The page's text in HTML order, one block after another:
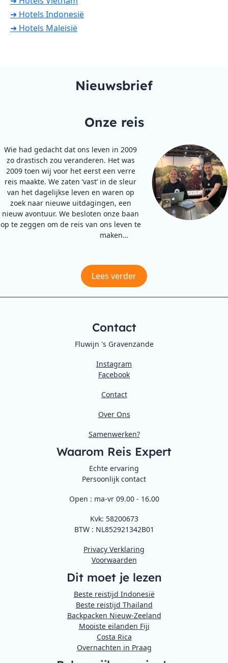
➜ Hotels Indonesië
➜ Hotels Maleisië
Nieuwsbrief
Onze reis
Wie had gedacht dat ons leven in 2009
zo drastisch zou veranderen. Het was
2009 toen wij voor het eerst een verre
reis maakte. We zaten ‘vast’ in de sleur
van het dagelijkse leven en waren op
zoek naar nieuwe uitdagingen, een
nieuw avontuur. We besloten onze baan
op te zeggen om de reis van ons leven te
maken…
Lees verder
Contact
Fluwijn 's Gravenzande
Instagram
Facebook
Contact
Over Ons
Samenwerken?
Waarom Reis Expert
Echte ervaring
Persoonlijk contact
Open : ma-vr 09.00 - 16.00
Kvk: 58200673
BTW : NL852921342B01
Privacy Verklaring
Voorwaarden
Dit moet je lezen
Beste reistijd Indonesië
Beste reistijd Thailand
Backpacken Nieuw-Zeeland
Mooiste eilanden Fiji
Costa Rica
Overnachten in Praag